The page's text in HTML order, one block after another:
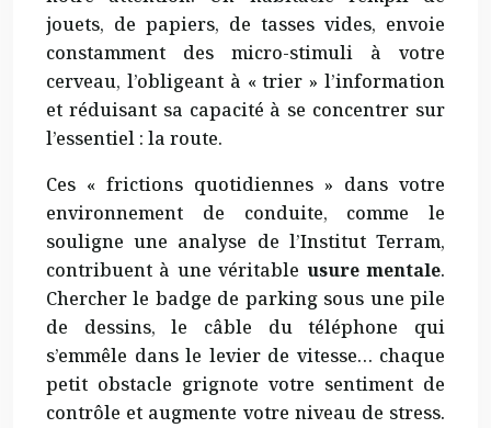
jouets, de papiers, de tasses vides, envoie
constamment des micro-stimuli à votre
cerveau, l’obligeant à « trier » l’information
et réduisant sa capacité à se concentrer sur
l’essentiel : la route.
Ces « frictions quotidiennes » dans votre
environnement de conduite, comme le
souligne une analyse de l’Institut Terram,
contribuent à une véritable usure mentale.
Chercher le badge de parking sous une pile
de dessins, le câble du téléphone qui
s’emmêle dans le levier de vitesse… chaque
petit obstacle grignote votre sentiment de
contrôle et augmente votre niveau de stress.